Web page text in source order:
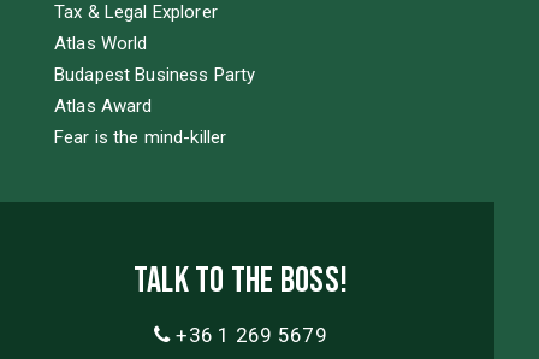
Tax & Legal Explorer
Atlas World
Budapest Business Party
Atlas Award
Fear is the mind-killer
Talk to the boss!
+36 1 269 5679